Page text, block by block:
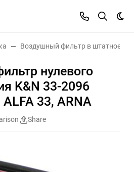
Воздушный фильтр в штатное
нулевого
K&N 33-2096
ALFA 33, ARNA
Share